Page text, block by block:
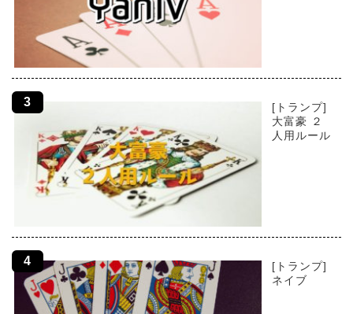
[トランプ]
大富豪 ２
人用ルール
[トランプ]
ネイブ